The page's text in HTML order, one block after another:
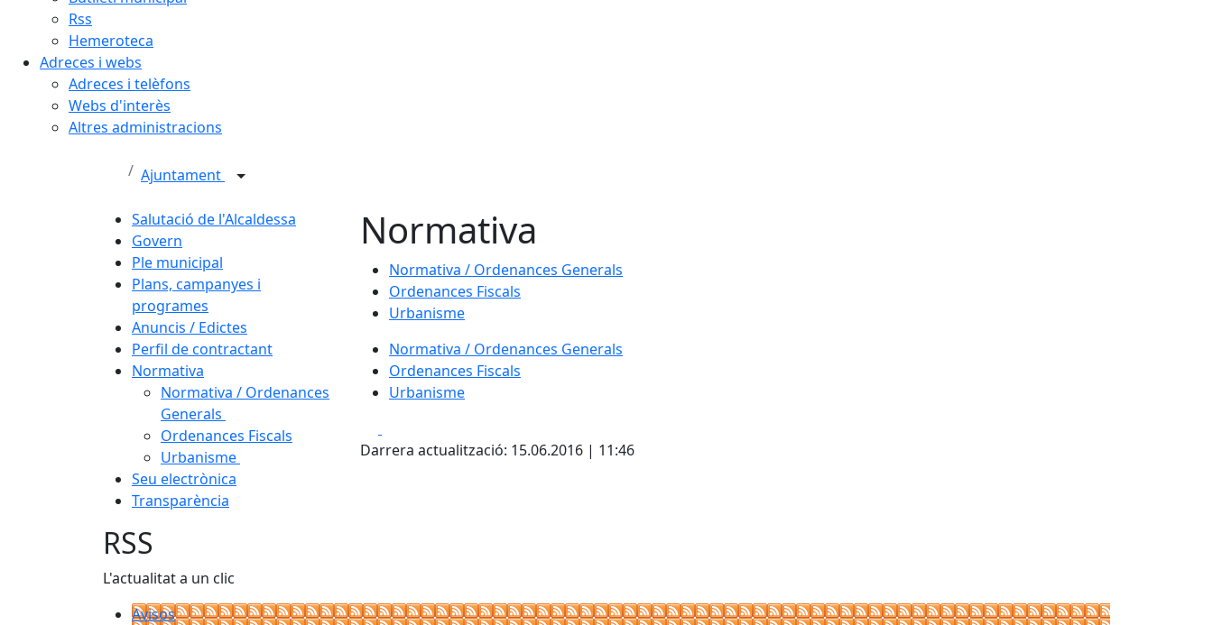
Rss
Hemeroteca
Adreces i webs
Adreces i telèfons
Webs d'interès
Altres administracions
Ajuntament
Salutació de l'Alcaldessa
Govern
Ple municipal
Plans, campanyes i
programes
Anuncis / Edictes
Perfil de contractant
Normativa
Normativa / Ordenances
Generals
Ordenances Fiscals
Urbanisme
Seu electrònica
Transparència
Normativa
Normativa / Ordenances Generals
Ordenances Fiscals
Urbanisme
Normativa / Ordenances Generals
Ordenances Fiscals
Urbanisme
Darrera actualització: 15.06.2016 | 11:46
RSS
L'actualitat a un clic
Avisos